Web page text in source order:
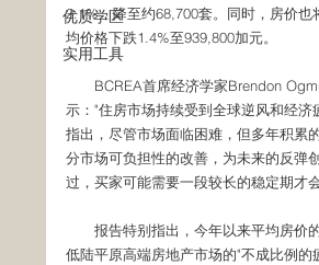
优质学区
实用工具
2.1%，降至约68,700套。同时，房价也
均价格下跌1.4%至939,800加元。
BCREA首席经济学家Brendon
示："住房市场持续受到全球逆风和经济
指出，尽管市场面临困难，但多年积累
分市场可负担性的改善，为未来的反
过，买家可能需要一段较长的稳定期才
报告特别指出，今年以来平均房价
低陆平原高端房地产市场的"不成比例的